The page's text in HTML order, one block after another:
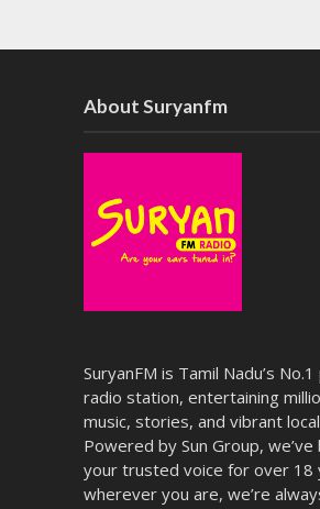
About Suryanfm
SuryanFM is Tamil Nadu’s
radio station, entertaining
music, stories, and vibrant
Powered by Sun Group, we’ve
your trusted voice for over 18
wherever you are, we’re